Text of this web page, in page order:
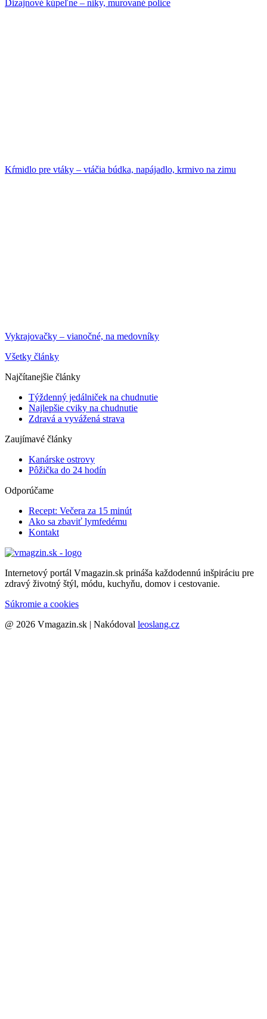
Dizajnové kúpeľne – niky, murované police
Kŕmidlo pre vtáky – vtáčia búdka, napájadlo, krmivo na zimu
Vykrajovačky – vianočné, na medovníky
Všetky články
Najčítanejšie články
Týždenný jedálniček na chudnutie
Najlepšie cviky na chudnutie
Zdravá a vyvážená strava
Zaujímavé články
Kanárske ostrovy
Pôžička do 24 hodín
Odporúčame
Recept: Večera za 15 minút
Ako sa zbaviť lymfedému
Kontakt
Internetový portál Vmagazin.sk prináša každodennú inšpiráciu pre
zdravý životný štýl, módu, kuchyňu, domov i cestovanie.
Súkromie a cookies
@ 2026 Vmagazin.sk | Nakódoval leoslang.cz